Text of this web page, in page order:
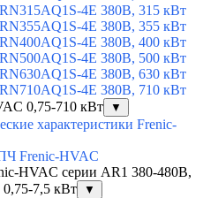
4E 380В, 315 кВт
4E 380В, 355 кВт
4E 380В, 400 кВт
4E 380В, 500 кВт
4E 380В, 630 кВт
4E 380В, 710 кВт
0,75-710 кВт
▼
характеристики Frenic-
Frenic-HVAC
HVAC серии AR1 380-480В,
7,5 кВт
▼